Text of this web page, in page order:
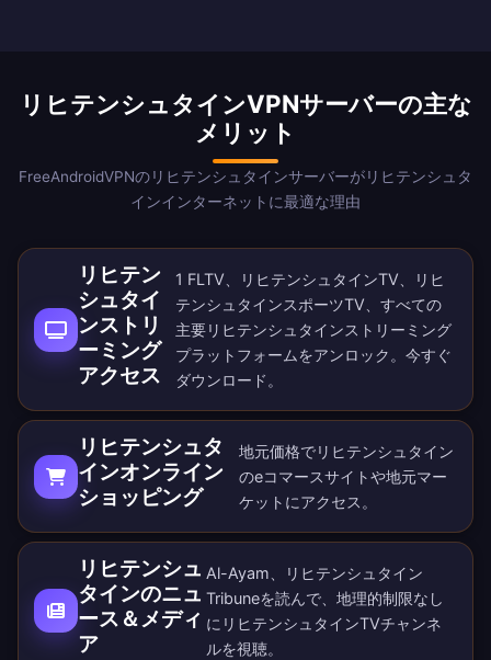
リヒテンシュタインVPNサーバーの主な
メリット
FreeAndroidVPNのリヒテンシュタインサーバーがリヒテンシュタ
インインターネットに最適な理由
リヒテン
シュタイ
ンストリ
ーミング
アクセス
1 FLTV、リヒテンシュタインTV、リヒ
テンシュタインスポーツTV、すべての
主要リヒテンシュタインストリーミング
プラットフォームをアンロック。今すぐ
ダウンロード 。
リヒテンシュタ
インオンライン
ショッピング
地元価格でリヒテンシュタイン
のeコマースサイトや地元マー
ケットにアクセス。
リヒテンシュ
タインのニュ
ース＆メディ
ア
Al-Ayam、リヒテンシュタイン
Tribuneを読んで、地理的制限なし
にリヒテンシュタインTVチャンネ
ルを視聴。